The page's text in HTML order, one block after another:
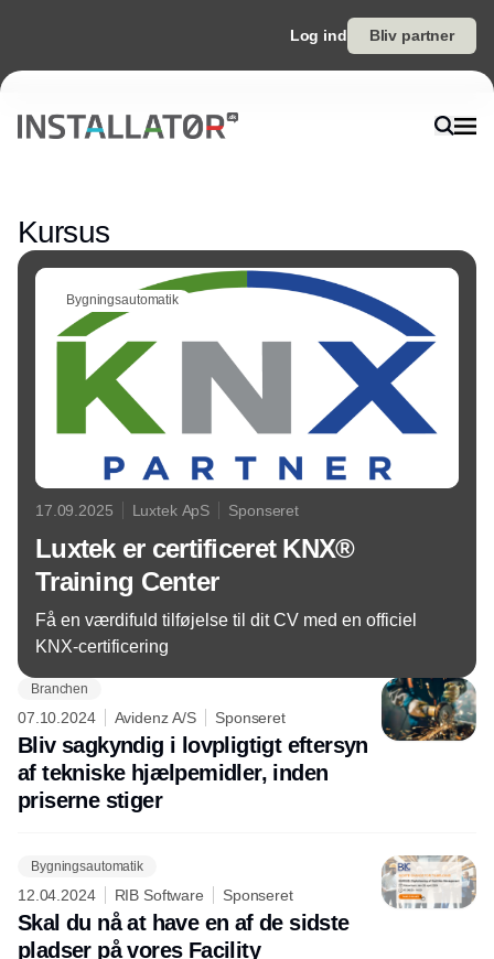
Log ind Bliv partner
Kursus
Bygningsautomatik
17.09.2025 Luxtek ApS Sponseret
Luxtek er certificeret KNX®
Training Center
Få en værdifuld tilføjelse til dit CV med en officiel
KNX-certificering
Branchen
07.10.2024 Avidenz A/S Sponseret
Bliv sagkyndig i lovpligtigt eftersyn
af tekniske hjælpemidler, inden
priserne stiger
Bygningsautomatik
12.04.2024 RIB Software Sponseret
Skal du nå at have en af de sidste
pladser på vores Facility